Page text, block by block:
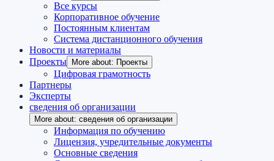
Все курсы
Корпоративное обучение
Постоянным клиентам
Система дистанционного обучения
Новости и материалы
Проекты
More about: Проекты
Цифровая грамотность
Партнеры
Эксперты
сведения об организации
More about: сведения об организации
Информация по обучению
Лицензия, учредительные документы
Основные сведения